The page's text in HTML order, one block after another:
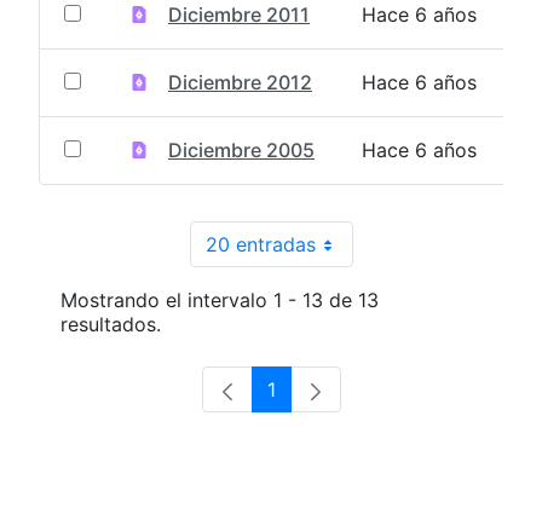
Diciembre 2011 Hace 6 años
Diciembre 2012 Hace 6 años
Diciembre 2005 Hace 6 años
20 entradasPor página
Mostrando el intervalo 1 - 13 de 13
resultados.
Página
1